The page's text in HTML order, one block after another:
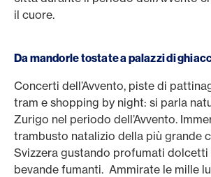
il cuore.
Da mandorle tostate a palazzi di
Concerti dell’Avvento, piste di
tram e shopping by night: si parla
Zurigo nel periodo dell’Avvento.
trambusto natalizio della più grande
Svizzera gustando profumati dolcetti
bevande fumanti. Ammirate le mille